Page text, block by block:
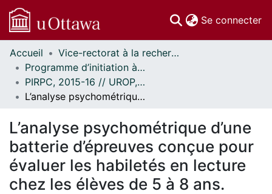
Se connecter
Communautés
et collections
Parcourir
Statistiques
À propos
Accueil
Vice-rectorat à la recherche // Office of the V-P, Research
Programme d’initiation à la recherche au premier cycle (PIRPC) // Undergraduate Research Opportunity Program (UROP)
PIRPC, 2015-16 // UROP, 2015-16
L’analyse psychométrique d’une batterie d’épreuves conçue pour évaluer les habiletés en lecture chez les élèves de 5 à 8 ans.
L’analyse psychométrique d’une
batterie d’épreuves conçue pour
évaluer les habiletés en lecture
chez les élèves de 5 à 8 ans.